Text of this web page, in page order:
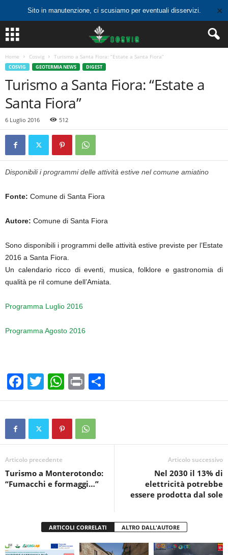
Sito in manutenzione, ci scusiamo per eventuali disservizi. ✕
Home Cosvig Turismo a Santa Fiora: “Estate a Santa Fiora”
COSVIG GEOTERMIA NEWS DIGEST
Turismo a Santa Fiora: “Estate a
Santa Fiora”
6 Luglio 2016 512
Disponibili i programmi delle attività estive nel comune amiatino
Fonte: Comune di Santa Fiora
Autore: Comune di Santa Fiora
Sono disponibili i programmi delle attività estive previste per l’Estate
2016 a Santa Fiora.
Un calendario ricco di eventi, musica, folklore e gastronomia di
qualità pe ril comune dell’Amiata.
Programma Luglio 2016
Programma Agosto 2016
F
a
c
b
o
o
T
wi
tt
W
h
at
s
A
p
Pr
in
t
o
vi
Articolo precedente
Turismo a Monterotondo:
“Fumacchi e formaggi…”
Articolo successivo
Nel 2030 il 13% di
elettricità potrebbe
essere prodotta dal sole
ARTICOLI CORRELATI ALTRO DALL'AUTORE